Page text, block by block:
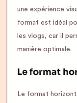
une expérience
format est idéal
les vlogs, car il
manière optimale.
Le format
Le format